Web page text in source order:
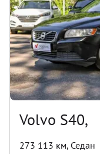
Volvo S40,
273 113 км, Седан